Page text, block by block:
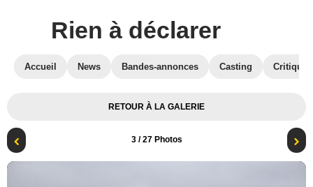
Rien à déclarer
Accueil News Bandes-annonces Casting
RETOUR À LA GALERIE
3/ 27 Photos